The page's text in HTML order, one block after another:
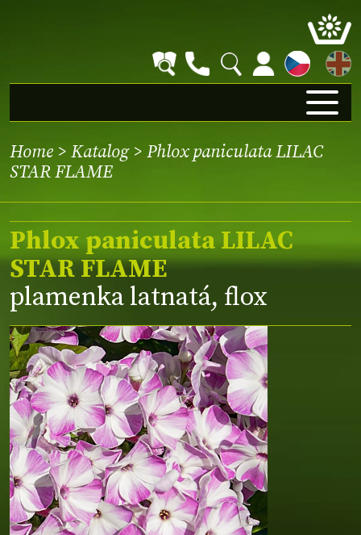
EN
Home > Katalog> Phlox paniculata LILAC
STAR FLAME
Phlox paniculata LILAC
STAR FLAME
plamenka latnatá, flox